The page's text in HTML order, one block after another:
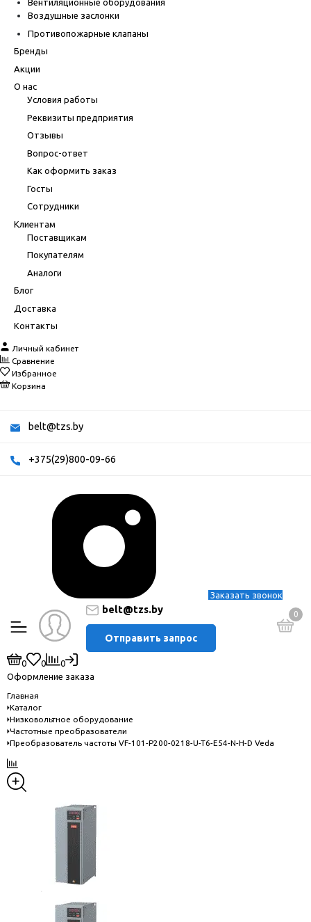
Вентиляционные оборудования
Воздушные заслонки
Противопожарные клапаны
Бренды
Акции
О нас
Условия работы
Реквизиты предприятия
Отзывы
Вопрос-ответ
Как оформить заказ
Госты
Сотрудники
Клиентам
Поставщикам
Покупателям
Аналоги
Блог
Доставка
Контакты
Личный кабинет
Сравнение
Избранное
Корзина
belt@tzs.by
+375(29)800-09-66
Заказать звонок
belt@tzs.by
Отправить запрос
0
0 0
0
Оформление заказа
Главная
Каталог
Низковольтное оборудование
Частотные преобразователи
Преобразователь частоты VF-101-P200-0218-U-T6-E54-N-H-D Veda